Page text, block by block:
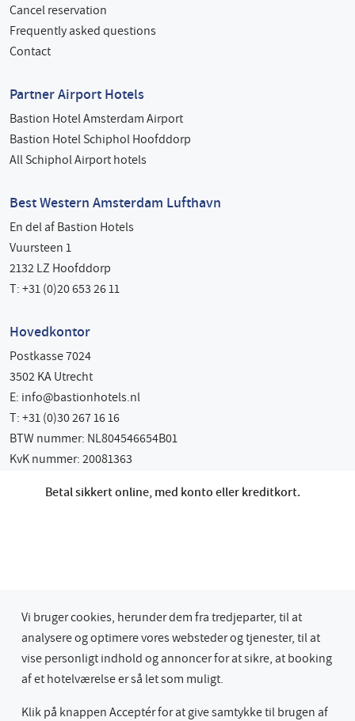
Cancel reservation
Frequently asked questions
Contact
Partner Airport Hotels
Bastion Hotel Amsterdam Airport
Bastion Hotel Schiphol Hoofddorp
All Schiphol Airport hotels
Best Western Amsterdam Lufthavn
En del af Bastion Hotels
Vuursteen 1
2132 LZ Hoofddorp
T: +31 (0)20 653 26 11
Hovedkontor
Postkasse 7024
3502 KA Utrecht
E: info@bastionhotels.nl
T: +31 (0)30 267 16 16
BTW nummer: NL804546654B01
KvK nummer: 20081363
Betal sikkert online, med konto eller kreditkort.
© 2026 Bastion Hotel Group
Privacy & Cookies Terms & Conditions
Vi bruger cookies, herunder dem fra tredjeparter, til at
analysere og optimere vores websteder og tjenester, til at
vise personligt indhold og annoncer for at sikre, at booking
af et hotelværelse er så let som muligt.
Klik på knappen Acceptér for at give samtykke til brugen af ​​